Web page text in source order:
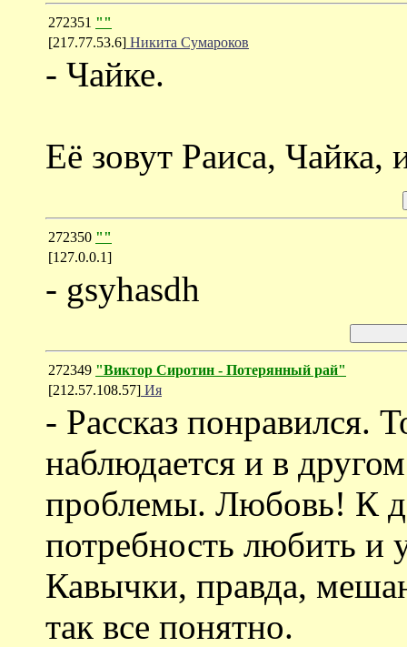
272351 ""
[217.77.53.6] Никита Сумароков
- Чайке.
Её зовут Раиса, Чайка,
272350 ""
[127.0.0.1]
- gsyhasdh
272349 "Виктор Сиротин - Потерянный рай"
[212.57.108.57] Ия
- Рассказ понравился.
наблюдается и в
проблемы. Любовь! К
потребность любить и
Кавычки, правда,
так все понятно.